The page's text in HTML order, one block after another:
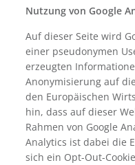
Nutzung von Google
Auf dieser Seite wird
einer pseudonymen
erzeugten
Anonymisierung auf
den Europäischen
hin, dass auf dieser
Rahmen von Google
Analytics ist dabei die
sich ein Opt-Out-